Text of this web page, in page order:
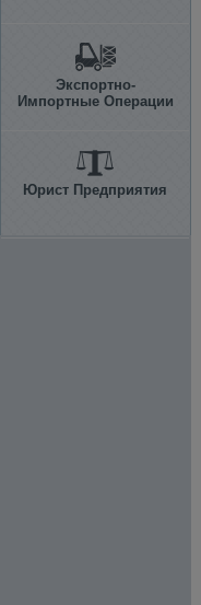
Экспортно-
Импортные Операции
Юрист Предприятия